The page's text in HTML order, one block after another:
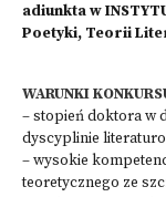
adiunkta w
Poetyki, Teorii
WARUNKI
– stopień doktora w
dyscyplinie
– wysokie
teoretycznego ze